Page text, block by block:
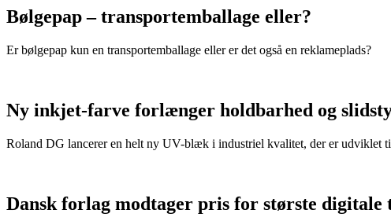
Bølgepap – transportemballage eller?
Er bølgepap kun en transportemballage eller er det også en reklameplads?
Ny inkjet-farve forlænger holdbarhed og
Roland DG lancerer en helt ny UV-blæk i industriel kvalitet, der er udviklet
Dansk forlag modtager pris for største digitale